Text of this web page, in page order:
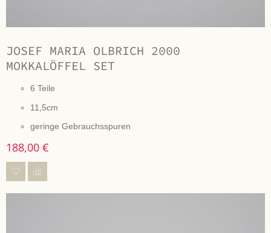
JOSEF MARIA OLBRICH 2000
MOKKALÖFFEL SET
6 Teile
11,5cm
geringe Gebrauchsspuren
188,00 €